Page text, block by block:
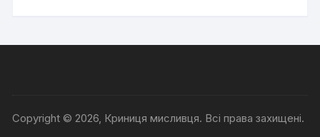
Copyright © 2026, Криниця мисливця. Всі права захищені.